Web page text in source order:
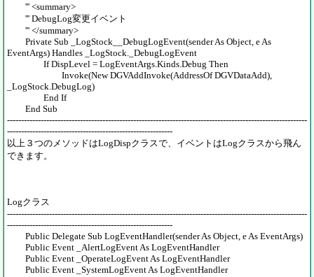
''' <summary>
''' DebugLog変更イベント
''' </summary>
Private Sub _LogStock__DebugLogEvent(sender As Object, e As
EventArgs) Handles _LogStock._DebugLogEvent
If DispLevel = LogEventArgs.Kinds.Debug Then
Invoke(New DGVAddInvoke(AddressOf DGVDataAdd),
_LogStock.DebugLog)
End If
End Sub
-----------------------------------------------------------------------------------------------------------
-----------------------------------------------------------
以上３つのメソッドはLogDispクラスで、イベントはLogクラスから飛ん
できます。
Logクラス
-----------------------------------------------------------------------------------------------------------
-----------------------------------------------------------
Public Delegate Sub LogEventHandler(sender As Object, e As EventArgs)
Public Event _AlertLogEvent As LogEventHandler
Public Event _OperateLogEvent As LogEventHandler
Public Event _SystemLogEvent As LogEventHandler